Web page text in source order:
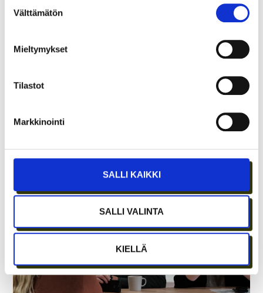
valinta
Välttämätön
Mieltymykset
Tilastot
Markkinointi
SALLI KAIKKI
SALLI VALINTA
KIELLÄ
KOKOUSTILOJA?